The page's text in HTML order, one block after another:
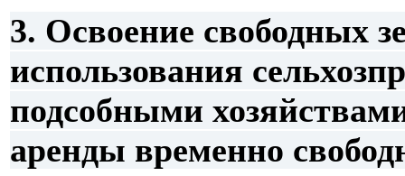
3. Освоение свободных
использования
подсобными
аренды временно